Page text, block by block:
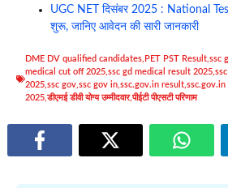
UGC NET दिसंबर 2025 : National
शुरू, जानिए आवेदन की सारी जानकारी
DME DV qualified candidates PET PST Result ssc
medical cut off 2025 ssc gd medical result 2025
2025 ssc gov ssc gov in ssc.gov.in result ssc.gov.in
2025,डीएमई डीवी योग्य उम्मीदवार,पीईटी पीएसटी परिणाम